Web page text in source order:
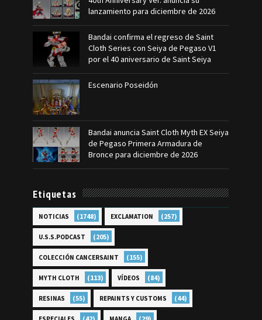
lanzamiento para diciembre de 2026
Bandai confirma el regreso de Saint
Cloth Series con Seiya de Pegaso V1
por el 40 aniversario de Saint Seiya
Escenario Poseidón
Bandai anuncia Saint Cloth Myth EX Seiya
de Pegaso Primera Armadura de
Bronce para diciembre de 2026
Etiquetas
NOTICIAS (1748) EXCLAMATION (257)
U.S.S.PODCAST (205)
COLECCIÓN CANCERSAINT (155)
MYTH CLOTH (113) VÍDEOS (84)
RESINAS (55) REPAINTS Y CUSTOMS (44)